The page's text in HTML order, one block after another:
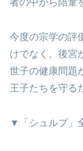
者の中から陪童
今度の宗学の評
けでなく、後宮
世子の健康問題
王子たちを守る
▼「シュルプ」